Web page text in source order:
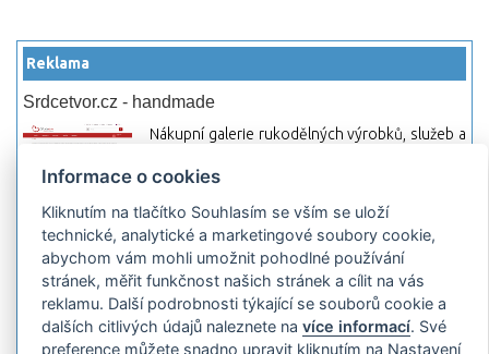
Reklama
Srdcetvor.cz - handmade
Nákupní galerie rukodělných výrobků, služeb a
začít prodávat nebo jen nakupovat.
Hledej-hosting.cz - webhosting, VPS
hosting
Přehled webhostingových, multihosting a VPS
hosting programů s možností jejich
pokročilého vyhledávání a porovnávání.
Najděte si jednoduše vhodný hosting.
Informace o cookies
Kliknutím na tlačítko Souhlasím se vším se uloží
technické, analytické a marketingové soubory cookie,
abychom vám mohli umožnit pohodlné používání
stránek, měřit funkčnost našich stránek a cílit na vás
reklamu. Další podrobnosti týkající se souborů cookie a
dalších citlivých údajů naleznete navíce informací. Své
preference můžete snadno upravit kliknutím na Nastavení